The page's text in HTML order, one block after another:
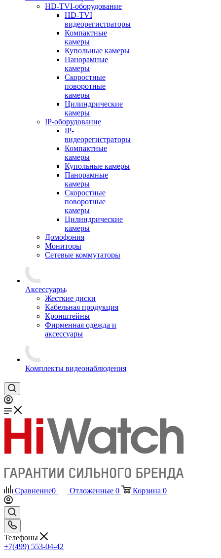
HD-TVI-оборудование
HD-TVI
видеорегистраторы
Компактные
камеры
Купольные камеры
Панорамные
камеры
Скоростные
поворотные
камеры
Цилиндрические
камеры
IP-оборудование
IP-
видеорегистраторы
Компактные
камеры
Купольные камеры
Панорамные
камеры
Скоростные
поворотные
камеры
Цилиндрические
камеры
Домофония
Мониторы
Сетевые коммутаторы
Аксессуары
Жесткие диски
Кабельная продукция
Кронштейны
Фирменная одежда и
аксессуары
Комплекты видеонаблюдения
Сравнение0 Отложенные 0 Корзина 0
Телефоны
+7(499) 553-04-42